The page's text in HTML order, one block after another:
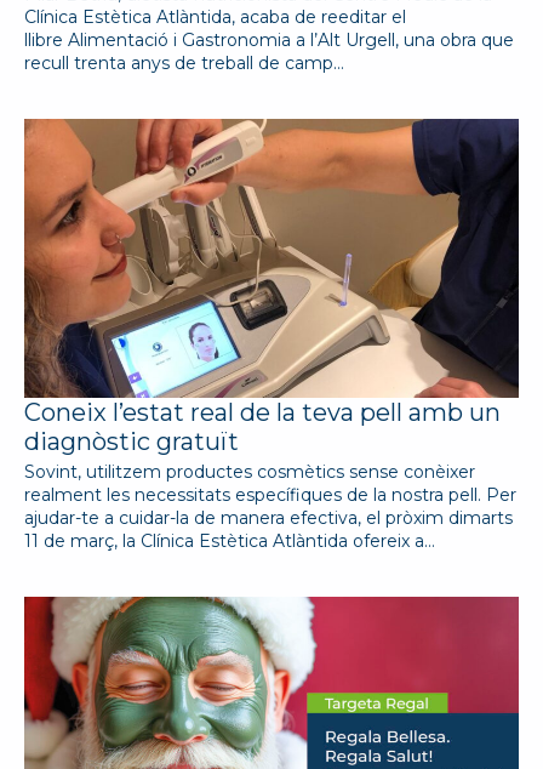
Clínica Estètica Atlàntida, acaba de reeditar el
llibre Alimentació i Gastronomia a l’Alt Urgell, una obra que
recull trenta anys de treball de camp…
Coneix l’estat real de la teva pell amb un
diagnòstic gratuït
Sovint, utilitzem productes cosmètics sense conèixer
realment les necessitats específiques de la nostra pell. Per
ajudar-te a cuidar-la de manera efectiva, el pròxim dimarts
11 de març, la Clínica Estètica Atlàntida ofereix a…